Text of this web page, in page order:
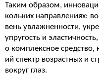
Таким образом,
кольких направлениях:
вень увлажненности,
упругость и
о комплексное
ий спектр возрастных и
вокруг глаз.